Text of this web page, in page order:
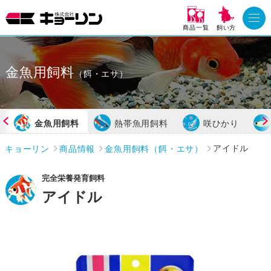
商品一覧 飼い方
金魚用飼料（餌・エサ）
金魚用飼料 熱帯魚用飼料 咲ひかり
キョーリン 商品情報 金魚用飼料（餌・エサ） アイドル
完全栄養発育飼料
アイドル